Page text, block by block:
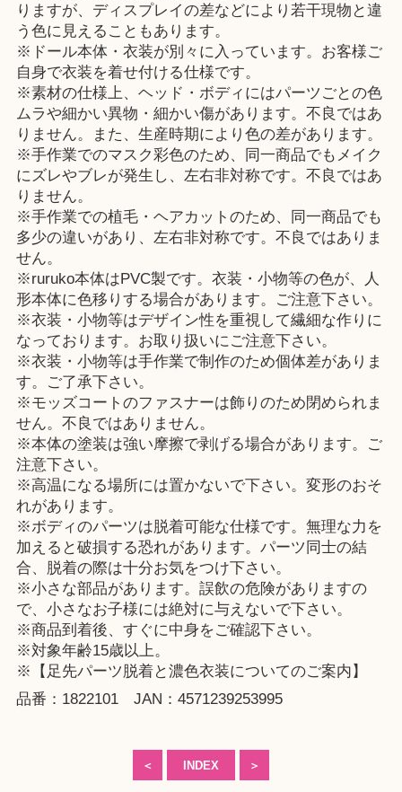
りますが、ディスプレイの差などにより若干現物と違
う色に見えることもあります。
※ドール本体・衣装が別々に入っています。お客様ご
自身で衣装を着せ付ける仕様です。
※素材の仕様上、ヘッド・ボディにはパーツごとの色
ムラや細かい異物・細かい傷があります。不良ではあ
りません。また、生産時期により色の差があります。
※手作業でのマスク彩色のため、同一商品でもメイク
にズレやブレが発生し、左右非対称です。不良ではあ
りません。
※手作業での植毛・ヘアカットのため、同一商品でも
多少の違いがあり、左右非対称です。不良ではありま
せん。
※ruruko本体はPVC製です。衣装・小物等の色が、人
形本体に色移りする場合があります。ご注意下さい。
※衣装・小物等はデザイン性を重視して繊細な作りに
なっております。お取り扱いにご注意下さい。
※衣装・小物等は手作業で制作のため個体差がありま
す。ご了承下さい。
※モッズコートのファスナーは飾りのため閉められま
せん。不良ではありません。
※本体の塗装は強い摩擦で剥げる場合があります。ご
注意下さい。
※高温になる場所には置かないで下さい。変形のおそ
れがあります。
※ボディのパーツは脱着可能な仕様です。無理な力を
加えると破損する恐れがあります。パーツ同士の結
合、脱着の際は十分お気をつけ下さい。
※小さな部品があります。誤飲の危険がありますの
で、小さなお子様には絶対に与えないで下さい。
※商品到着後、すぐに中身をご確認下さい。
※対象年齢15歳以上。
※【足先パーツ脱着と濃色衣装についてのご案内】
品番：1822101 JAN：4571239253995
＜ INDEX ＞